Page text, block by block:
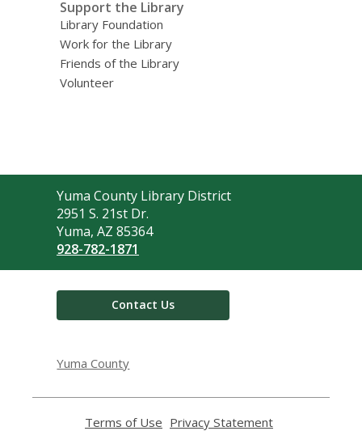
Support the Library
Library Foundation
Work for the Library
Friends of the Library
Volunteer
Contact
the
Library
Yuma County Library District
2951 S. 21st Dr.
Yuma, AZ 85364
928-782-1871
Contact Us
Yuma County
Terms of Use Privacy Statement